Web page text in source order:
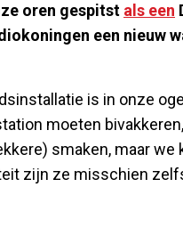
oren gespitst als een
een nieuw
is in onze
moeten
smaken, maar we
zijn ze misschien